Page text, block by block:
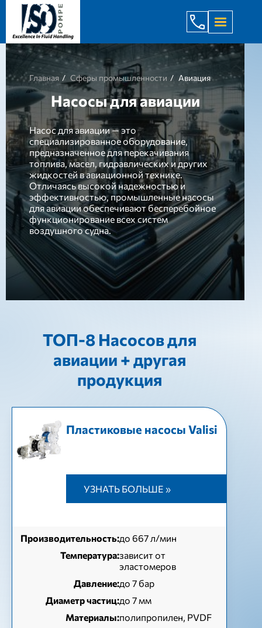
+998 971
Главная Сферы промышленности Авиация
Насосы для авиации
Насос для авиации — это
специализированное оборудование,
предназначенное для перекачивания
топлива, масел, гидравлических и других
жидкостей в авиационной технике.
Отличаясь высокой надежностью и
эффективностью, промышленные насосы
для авиации обеспечивают бесперебойное
функционирование всех систем
воздушного судна.
ТОП-8 Насосов для
авиации + другая
продукция
Пластиковые насосы Valisi
УЗНАТЬ БОЛЬШЕ »
Производительность:до 667 л/мин
Температура:зависит от
эластомеров
Давление:до 7 бар
Диаметр частиц:до 7 мм
Материалы:полипропилен, PVDF